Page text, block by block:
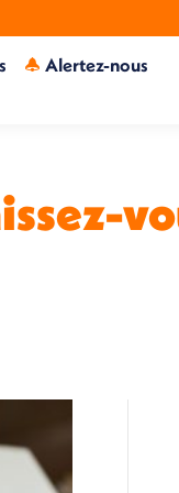
Alertez-nous